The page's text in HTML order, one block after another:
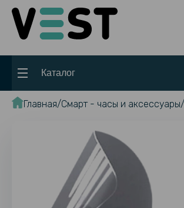
Каталог
Главная Смарт - часы и аксессуары